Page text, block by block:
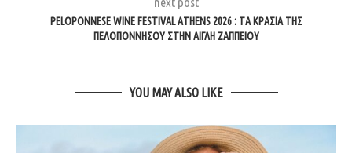
PELOPONNESE WINE FESTIVAL ATHENS 2026 : ΤΑ ΚΡΑΣΙΆ ΤΗΣ
ΠΕΛΟΠΟΝΝΉΣΟΥ ΣΤΗΝ ΑΊΓΛΗ ΖΑΠΠΕΊΟΥ
YOU MAY ALSO LIKE